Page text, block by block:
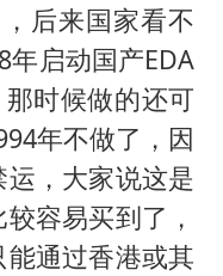
后来国家看不
启动国产EDA
时候做的还可
年不做了，因
，大家说这是
容易买到了，
通过香港或其